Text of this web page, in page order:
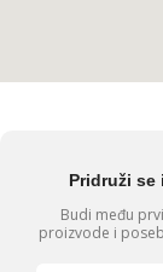
Pridruži se
Budi među
proizvode i